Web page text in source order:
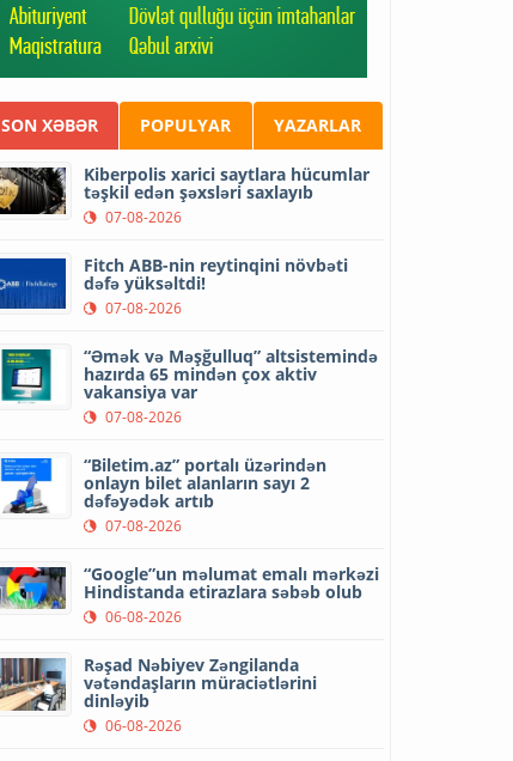
SON XƏBƏR POPULYAR YAZARLAR
Kiberpolis xarici saytlara hücumlar
təşkil edən şəxsləri saxlayıb
07-08-2026
Fitch ABB-nin reytinqini növbəti
dəfə yüksəltdi!
07-08-2026
“Əmək və Məşğulluq” altsistemində
hazırda 65 mindən çox aktiv
vakansiya var
07-08-2026
“Biletim.az” portalı üzərindən
onlayn bilet alanların sayı 2
dəfəyədək artıb
07-08-2026
“Google”un məlumat emalı mərkəzi
Hindistanda etirazlara səbəb olub
06-08-2026
Rəşad Nəbiyev Zəngilanda
vətəndaşların müraciətlərini
dinləyib
06-08-2026